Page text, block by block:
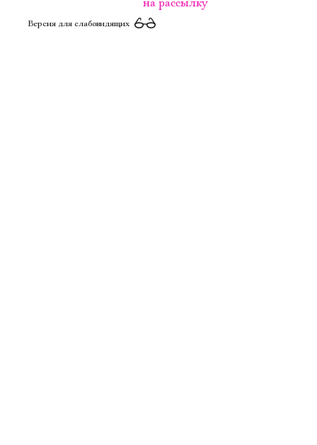
на рассылку
Версия для слабовидящих